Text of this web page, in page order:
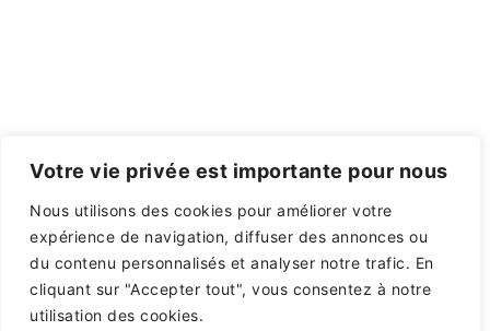
Votre vie privée est importante pour nous
Nous utilisons des cookies pour améliorer votre
expérience de navigation, diffuser des annonces ou
du contenu personnalisés et analyser notre trafic. En
cliquant sur "Accepter tout", vous consentez à notre
utilisation des cookies.